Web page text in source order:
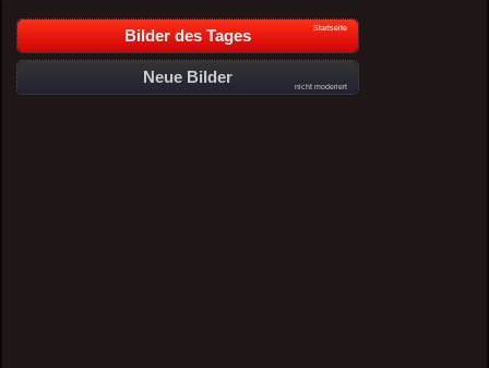
Bilder des Tages Startseite
Neue Bilder
nicht moderiert